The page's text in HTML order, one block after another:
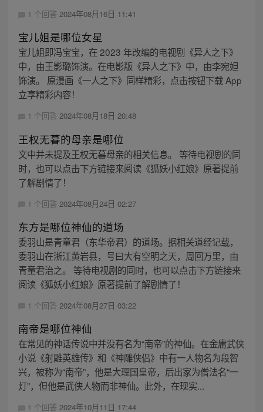
1 个回答 2024年08月16日 11:41
宝儿姐是哪位女星
宝儿姐即冯宝宝，在 2023 年改编的电视剧《异人之下》
中，由王影璐饰演。在电影版《异人之下》中，由李宛妲
饰演。 原漫画《一人之下》同样精彩，点击按钮下载 App
立享精彩内容！
1 个回答 2024年08月18日 20:48
王权无暮的母亲是哪位
文中并未提及王权无暮母亲的相关信息。 等待电视剧的同
时，也可以点击下方链接来阅读《狐妖小红娘》原著提前
了解剧情了！
1 个回答 2024年08月24日 02:27
东方是哪位神仙的道场
委羽山是青童君（东华帝君）的道场。据相关道经记载，
委羽山在浙江黄岩县，号曰大有空明之天，周回万里，由
青童君治之。 等待电视剧的同时，也可以点击下方链接来
阅读《狐妖小红娘》原著提前了解剧情了！
1 个回答 2024年08月27日 03:22
南帝是哪位神仙
在常见的神话传说中并没有名为“南帝”的神仙。在金庸武侠
小说《射雕英雄传》和《神雕侠侣》中有一人物名为段智
兴，被称为“南帝”，他是大理国皇帝，后出家为僧法名“一
灯”，但他是武侠人物而非神仙。此外，在现实...
1 个回答 2024年10月11日 17:44